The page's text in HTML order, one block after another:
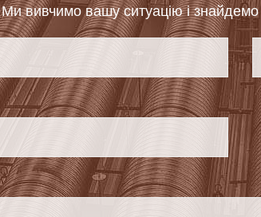
Ми вивчимо вашу ситуацію і